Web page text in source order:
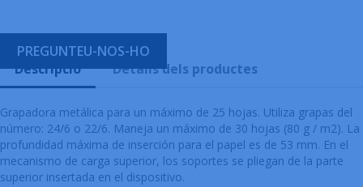
PREGUNTEU-NOS-HO
Descripció
Detalls dels productes
Grapadora metálica para un máximo de 25 hojas. Utiliza grapas del
número: 24/6 o 22/6. Maneja un máximo de 30 hojas (80 g / m2). La
profundidad máxima de inserción para el papel es de 53 mm. En el
mecanismo de carga superior, los soportes se pliegan de la parte
superior insertada en el dispositivo.